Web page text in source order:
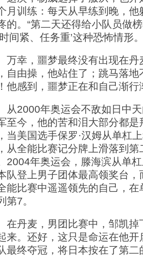
月训练：每天从早练到晚，
的。“第二天还得给小队员做
间紧、任务重’这种恐怖情形
幸，噩梦最终没有出现在丹
自由操，他站住了；跳马落
他感到，噩梦正在和自己渐行
2000年奥运会不敌如日中天
至今，他的苦和泪大部分都
当美国选手保罗·汉姆从单杠
从全能比赛记分牌上滑落到
2004年奥运会，滕海滨从单
队登上男子团体最高领奖台
能比赛中遥遥领先的自己，
第7。
丹麦，男团比赛中，邹凯掉
来。还好，这只是命运在他
最终夺冠，将日本按在了第二